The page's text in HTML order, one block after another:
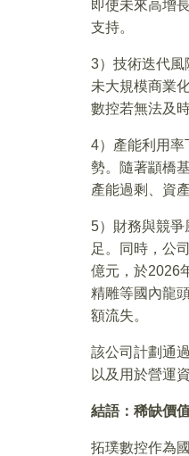
即使未來高增
支持。
3）技術迭代風
未大規模商業
數控若無法及
4）產能利用率
勢。隨著顓橋
產能過剩、資
5）財務與競爭
足。同時，公
億元，於2026
精雕等國內龍
額流失。
該公司計劃通
以及用於營運
結語：稀缺價
拓璞數控作為